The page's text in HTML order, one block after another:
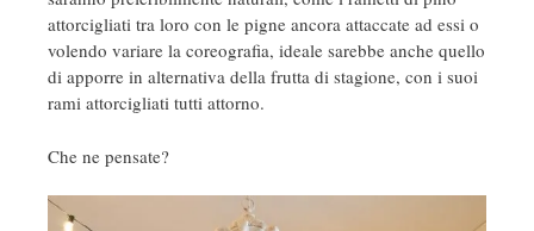
attorcigliati tra loro con le pigne ancora attaccate ad essi o
volendo variare la coreografia, ideale sarebbe anche quello
di apporre in alternativa della frutta di stagione, con i suoi
rami attorcigliati tutti attorno.
Che ne pensate?